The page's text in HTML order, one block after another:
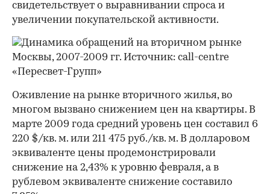
свидетельствует о выравнивании спроса и
увеличении покупательской активности.
Оживление на рынке вторичного жилья, во
многом вызвано снижением цен на квартиры. В
марте 2009 года средний уровень цен составил 6
220 $/кв. м. или 211 475 руб./кв. м. В долларовом
эквиваленте цены продемонстрировали
снижение на 2,43% к уровню февраля, а в
рублевом эквиваленте снижение составило